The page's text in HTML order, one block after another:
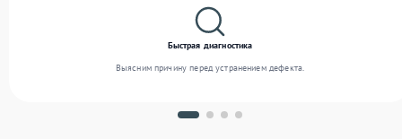
Быстрая диагностика
Выясним причину перед устранением дефекта.